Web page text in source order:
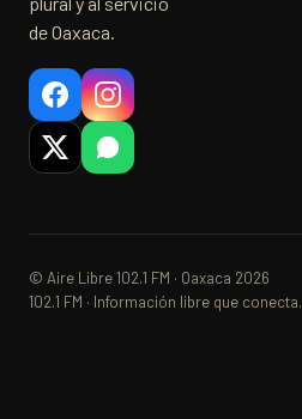
de Oaxaca.
© Aire Libre 102.1 FM · Oaxaca 2026
102.1 FM · Información libre que conecta.